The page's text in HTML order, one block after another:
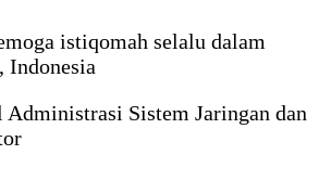
istiqomah selalu dalam
Indonesia
Administrasi Sistem Jaringan dan